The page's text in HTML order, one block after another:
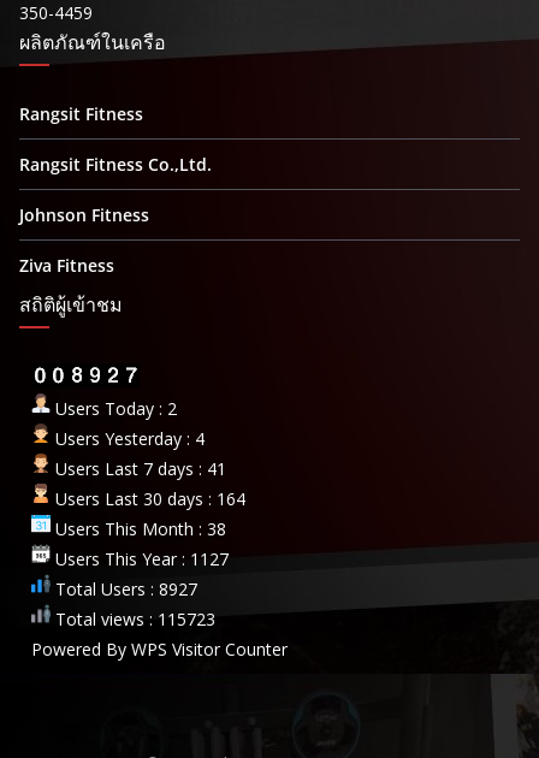
350-4459
ผลิตภัณฑ์ในเครือ
Rangsit Fitness
Rangsit Fitness Co.,Ltd.
Johnson Fitness
Ziva Fitness
สถิติผู้เข้าชม
Users Today : 2
Users Yesterday : 4
Users Last 7 days : 41
Users Last 30 days : 164
Users This Month : 38
Users This Year : 1127
Total Users : 8927
Total views : 115723
Powered By WPS Visitor Counter